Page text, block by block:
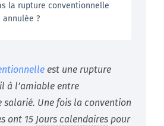
la rupture conventionnelle
?
est une rupture
à l’amiable entre
salarié. Une fois la convention
ont 15 Jours calendaires pour